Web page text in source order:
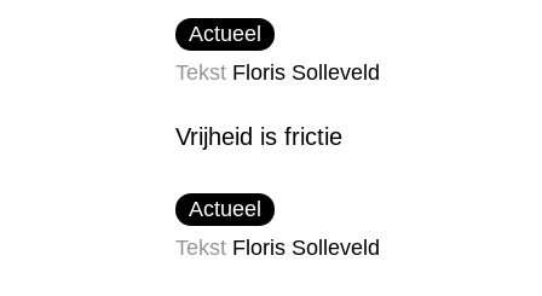
Actueel
Tekst Floris Solleveld
Vrijheid is frictie
Actueel
Tekst Floris Solleveld